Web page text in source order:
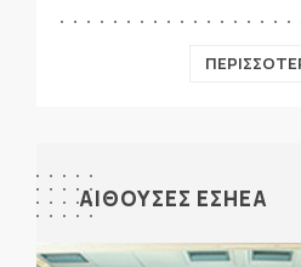
ΑΙΘΟΥΣΕΣ ΕΣΗΕΑ